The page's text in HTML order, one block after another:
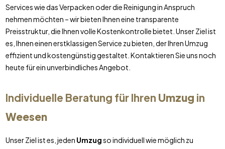
Services wie das Verpacken oder die Reinigung in Anspruch
nehmen möchten – wir bieten Ihnen eine transparente
Preisstruktur, die Ihnen volle Kostenkontrolle bietet. Unser Ziel ist
es, Ihnen einen erstklassigen Service zu bieten, der Ihren Umzug
effizient und kostengünstig gestaltet. Kontaktieren Sie uns noch
heute für ein unverbindliches Angebot.
Individuelle Beratung für Ihren Umzug in
Weesen
Unser Ziel ist es, jeden Umzugso individuell wie möglich zu